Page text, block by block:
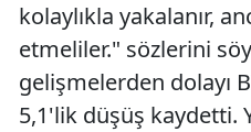
kolaylıkla yakalanır,
etmeliler." sözlerini
gelişmelerden dolayı
5,1'lik düşüş kaydetti.